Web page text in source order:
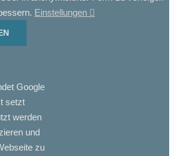
Einstellungen
Google
setzt
werden
und
zu